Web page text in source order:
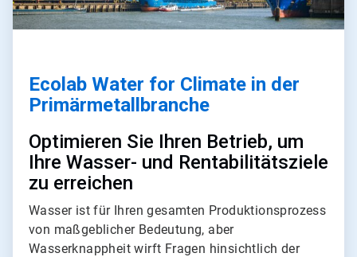
Ecolab Water for Climate in der
Primärmetallbranche
Optimieren Sie Ihren Betrieb, um
Ihre Wasser- und Rentabilitätsziele
zu erreichen
Wasser ist für Ihren gesamten Produktionsprozess
von maßgeblicher Bedeutung, aber
Wasserknappheit wirft Fragen hinsichtlich der